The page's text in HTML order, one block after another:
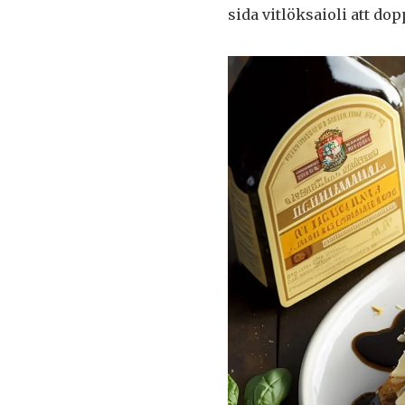
sida vitlöksaioli att